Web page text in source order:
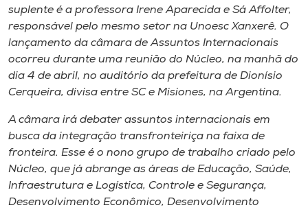
A+
A-
suplente é a professora Irene Aparecida e Sá Affolter,
responsável pelo mesmo setor na Unoesc Xanxerê. O
lançamento da câmara de Assuntos Internacionais
ocorreu durante uma reunião do Núcleo, na manhã do
dia 4 de abril, no auditório da prefeitura de Dionísio
Cerqueira, divisa entre SC e Misiones, na Argentina.
A câmara irá debater assuntos internacionais em
busca da integração transfronteiriça na faixa de
fronteira. Esse é o nono grupo de trabalho criado pelo
Núcleo, que já abrange as áreas de Educação, Saúde,
Infraestrutura e Logística, Controle e Segurança,
Desenvolvimento Econômico, Desenvolvimento